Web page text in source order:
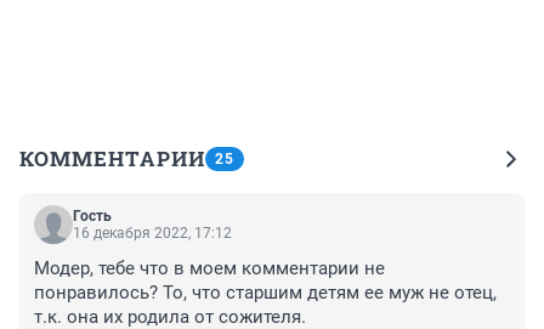
КОММЕНТАРИИ 25
Гость
16 декабря 2022, 17:12
Модер, тебе что в моем комментарии не
понравилось? То, что старшим детям ее муж не отец,
т.к. она их родила от сожителя.